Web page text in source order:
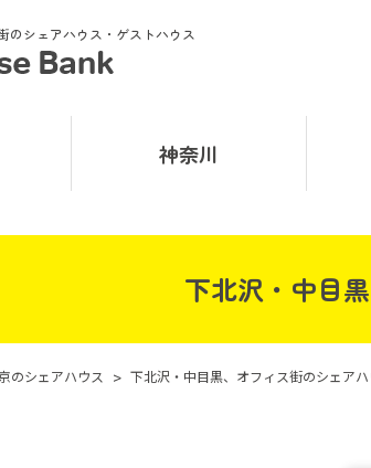
のシェアハウス・ゲストハウス
神奈川
下北沢・中目
のシェアハウス > 下北沢・中目黒、オフィス街のシェアハ